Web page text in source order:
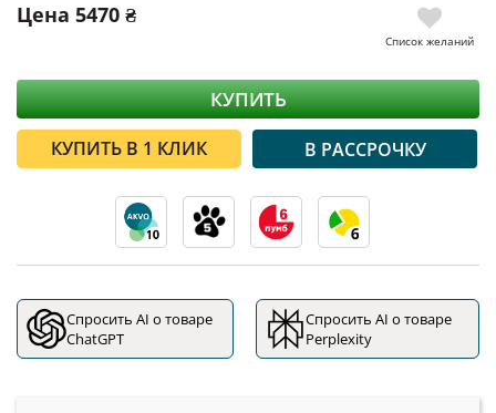
Цена 5470 ₴
Список желаний
КУПИТЬ
КУПИТЬ В 1 КЛИК В РАССРОЧКУ
Спросить AI о товаре
ChatGPT
Спросить AI о товаре
Perplexity